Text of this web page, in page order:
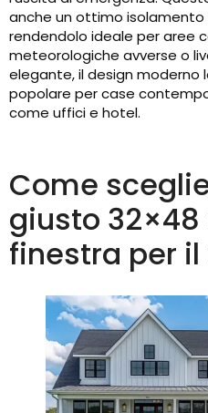
anche un ottimo
rendendolo ideale per aree
meteorologiche avverse o
elegante, il design moderno
popolare per case
come uffici e hotel.
Come
giusto 32×48
finestra per il